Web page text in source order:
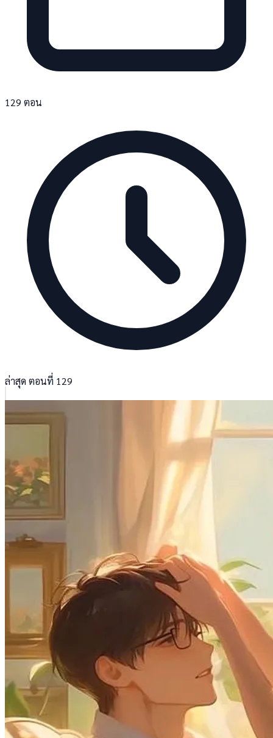
129 ตอน
ล่าสุด ตอนที่ 129